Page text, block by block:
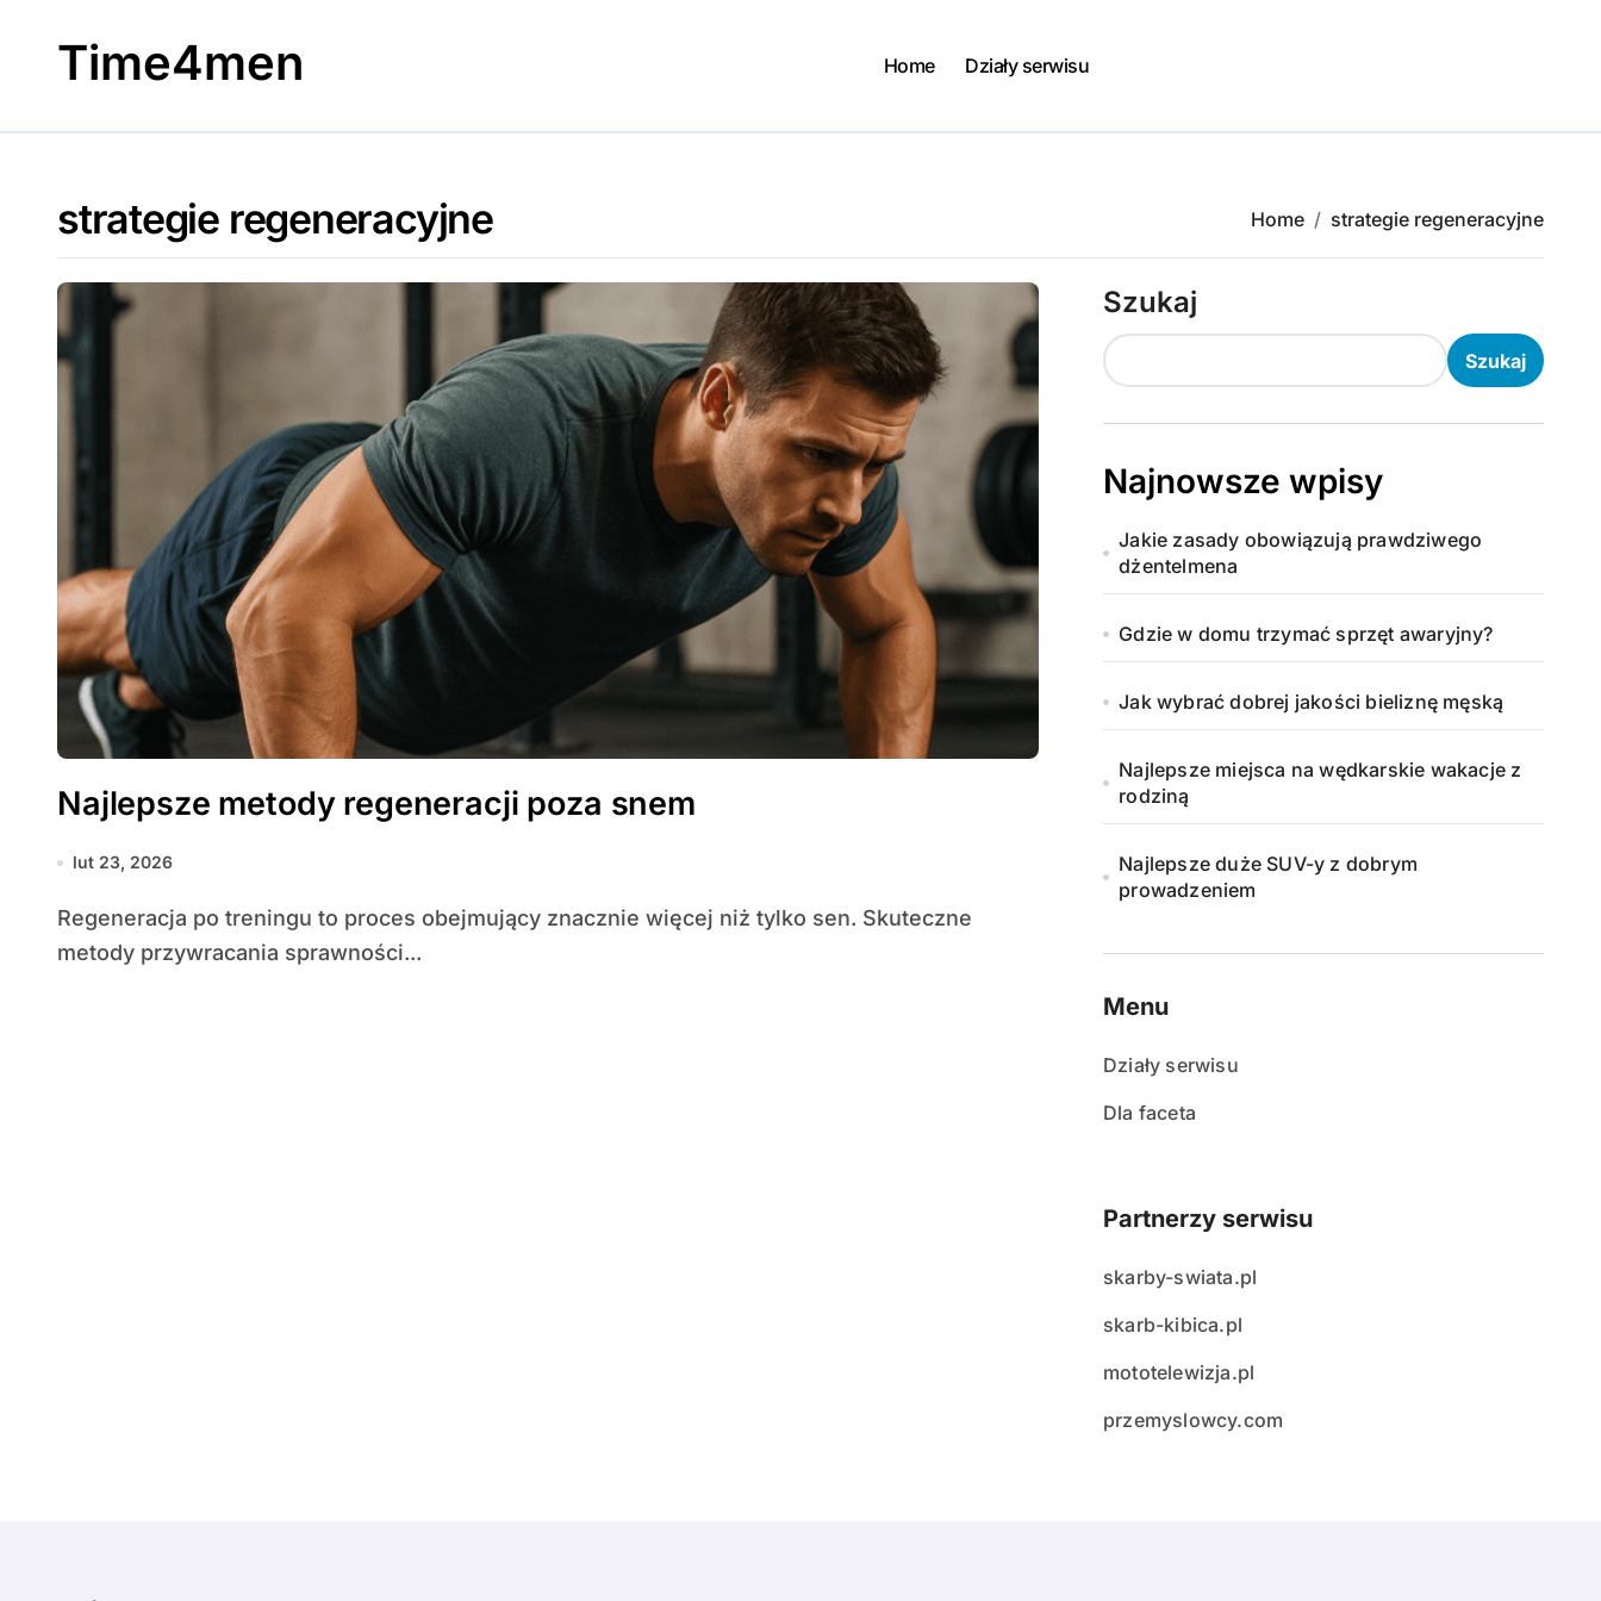
Time4men Home Działy serwisu
strategie regeneracyjne Home strategie regeneracyjne
Najlepsze metody regeneracji poza snem
lut 23, 2026
Regeneracja po treningu to proces obejmujący znacznie więcej niż tylko sen. Skuteczne
metody przywracania sprawności...
Szukaj
Szukaj
Najnowsze wpisy
Jakie zasady obowiązują prawdziwego
dżentelmena
Gdzie w domu trzymać sprzęt awaryjny?
Jak wybrać dobrej jakości bieliznę męską
Najlepsze miejsca na wędkarskie wakacje z
rodziną
Najlepsze duże SUV-y z dobrym
prowadzeniem
Menu
Działy serwisu
Dla faceta
Partnerzy serwisu
skarby-swiata.pl
skarb-kibica.pl
mototelewizja.pl
przemyslowcy.com